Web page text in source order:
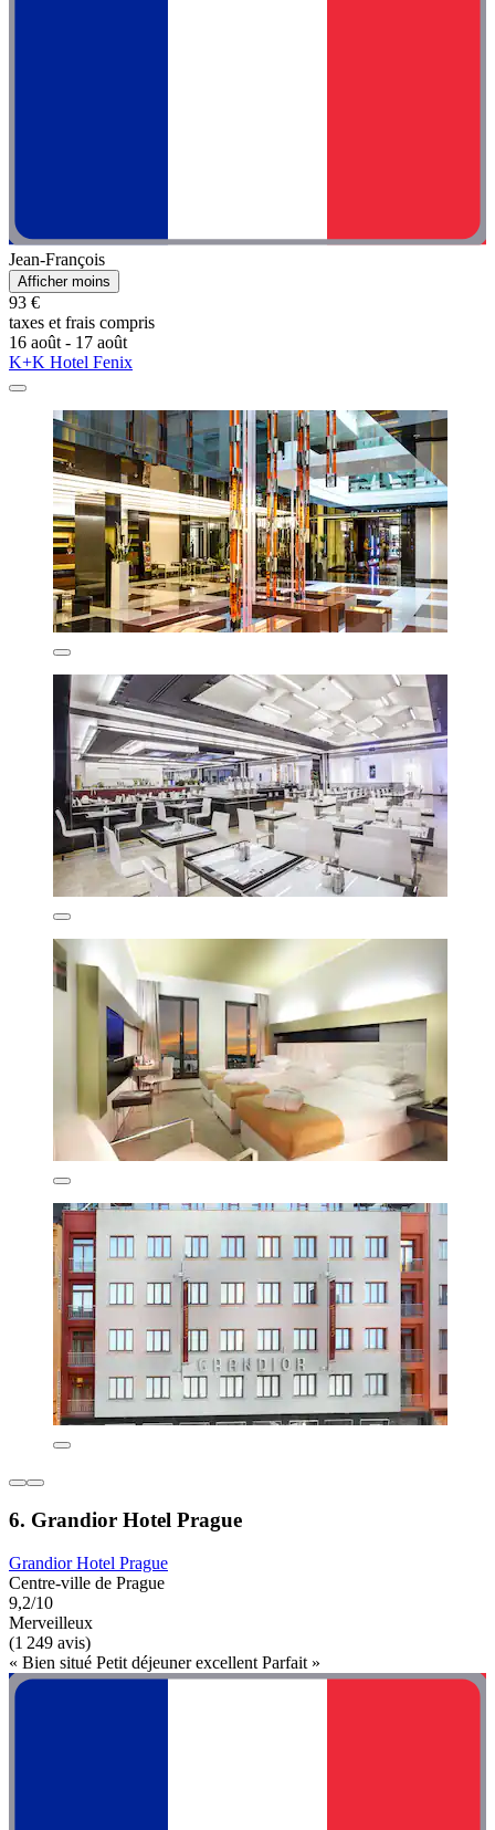
Jean-François
Afficher moins
93 €
taxes et frais compris
16 août - 17 août
K+K Hotel Fenix
6. Grandior Hotel Prague
Grandior Hotel Prague
Centre-ville de Prague
9,2/10
Merveilleux
(1 249 avis)
« Bien situé Petit déjeuner excellent Parfait »